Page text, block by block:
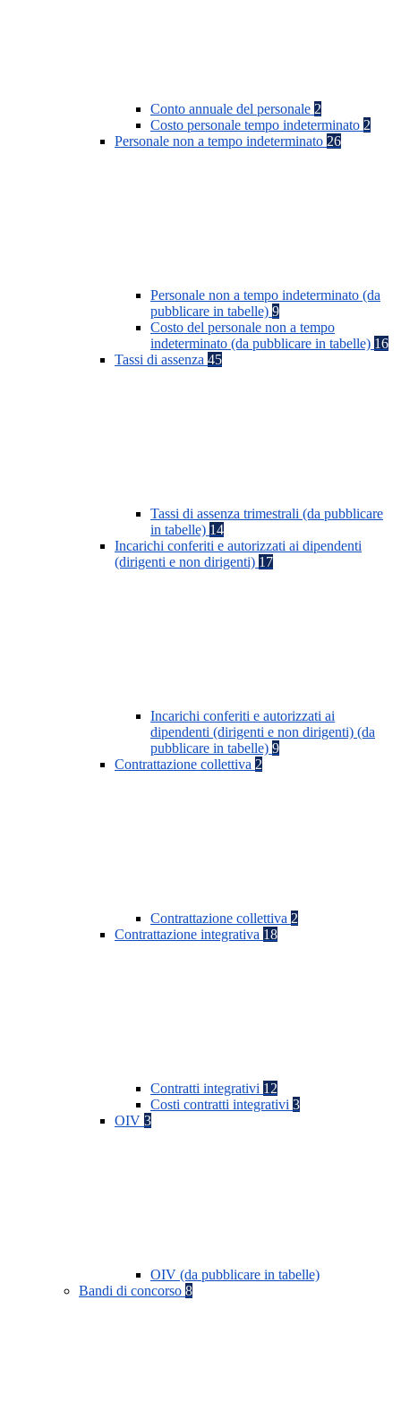
Conto annuale del personale 2
Costo personale tempo indeterminato 2
Personale non a tempo indeterminato 26
Personale non a tempo indeterminato (da
pubblicare in tabelle) 9
Costo del personale non a tempo
indeterminato (da pubblicare in tabelle) 16
Tassi di assenza 45
Tassi di assenza trimestrali (da pubblicare
in tabelle) 14
Incarichi conferiti e autorizzati ai dipendenti
(dirigenti e non dirigenti) 17
Incarichi conferiti e autorizzati ai
dipendenti (dirigenti e non dirigenti) (da
pubblicare in tabelle) 9
Contrattazione collettiva 2
Contrattazione collettiva 2
Contrattazione integrativa 18
Contratti integrativi 12
Costi contratti integrativi 3
OIV 3
OIV (da pubblicare in tabelle)
Bandi di concorso 8